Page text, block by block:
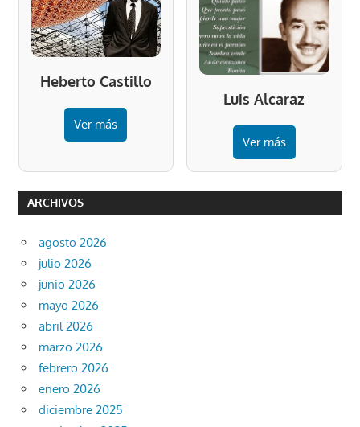
Heberto Castillo
Ver más
Luis Alcaraz
Ver más
ARCHIVOS
agosto 2026
julio 2026
junio 2026
mayo 2026
abril 2026
marzo 2026
febrero 2026
enero 2026
diciembre 2025